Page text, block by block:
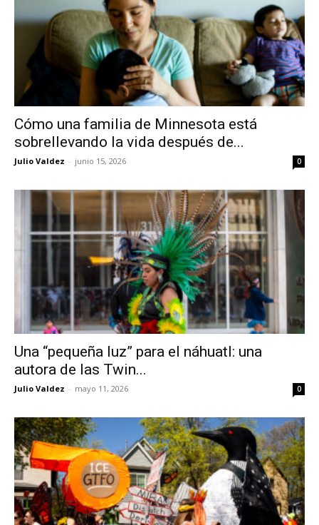
Cómo una familia de Minnesota está
sobrellevando la vida después de...
Julio Valdez - junio 15, 2026 0
Una “pequeña luz” para el náhuatl: una
autora de las Twin...
Julio Valdez - mayo 11, 2026 0